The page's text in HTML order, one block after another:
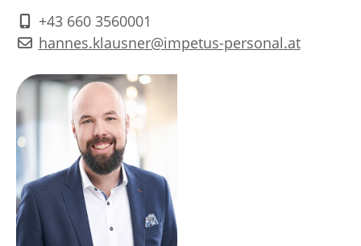
+43 660 3560001
hannes.klausner@impetus-personal.at